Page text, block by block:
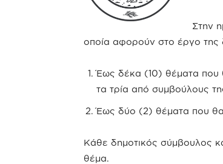
Στην
οποία αφορούν στο έργο της
Έως δέκα (10) θέματα που
τα τρία από συμβούλους
Έως δύο (2) θέματα που
Κάθε δημοτικός σύμβουλος
θέμα.